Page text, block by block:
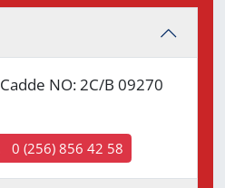
NO: 2C/B 09270
0 (256) 856 42 58